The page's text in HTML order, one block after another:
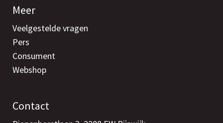
Meer
Veelgestelde vragen
Pers
Consument
Webshop
Contact